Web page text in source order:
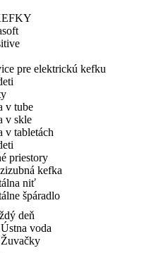
pre elektrickú kefku
v tube
v skle
v tabletách
priestory
kefka
niť
špáradlo
deň
Ústna voda
Žuvačky